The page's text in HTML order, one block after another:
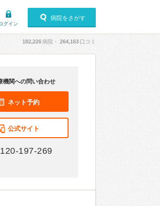
グイン
病院をさがす
182,226病院・ 264,163 口コミ
機関への問い合わせ
ネット予約
公式サイト
197-269